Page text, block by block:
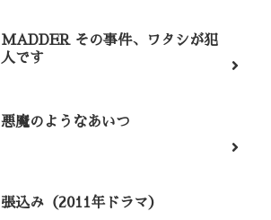
MADDER その事件、ワタシが犯
人です
悪魔のようなあいつ
張込み（2011年ドラマ）